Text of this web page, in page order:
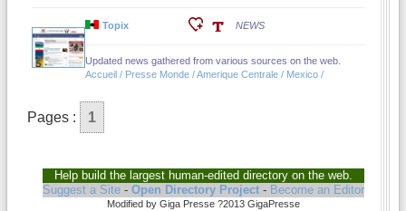
Topix NEWS
Updated news gathered from various sources on the web.
Accueil / Presse Monde / Amerique Centrale / Mexico /
Pages : 1
Help build the largest human-edited directory on the web.
Suggest a Site- Open Directory Project- Become an Editor
Modified by Giga Presse ?2013 GigaPresse